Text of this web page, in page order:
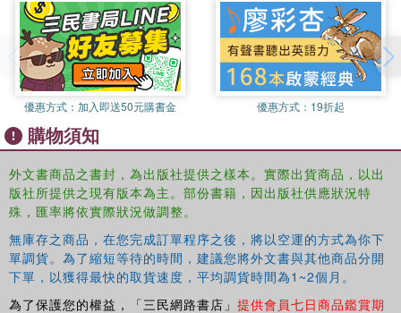
It is ideal for learners who already possess a knowledge
of essential grammar and vocabulary and who wish to
expand their knowledge of the language through
contextualized reading material.
Key features include:
extracts of modern literature and newspaper/magazine articles
vocabulary lists for quick reference
short grammar explanations of any complicated structures
initial consonant mutations marked typographically
優惠方式： 加入即送50元購書金 優惠方式： 19折起
購物須知
外文書商品之書封，為出版社提供之樣本。實際出貨商品，以出
版社所提供之現有版本為主。部份書籍，因出版社供應狀況特
殊，匯率將依實際狀況做調整。
無庫存之商品，在您完成訂單程序之後，將以空運的方式為你下
單調貨。為了縮短等待的時間，建議您將外文書與其他商品分開
下單，以獲得最快的取貨速度，平均調貨時間為1~2個月。
為了保護您的權益，「三民網路書店」 提供會員七日商品鑑賞期